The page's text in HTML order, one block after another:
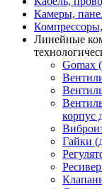
Камеры,
Линейные
Gomax
корпус
Гайки